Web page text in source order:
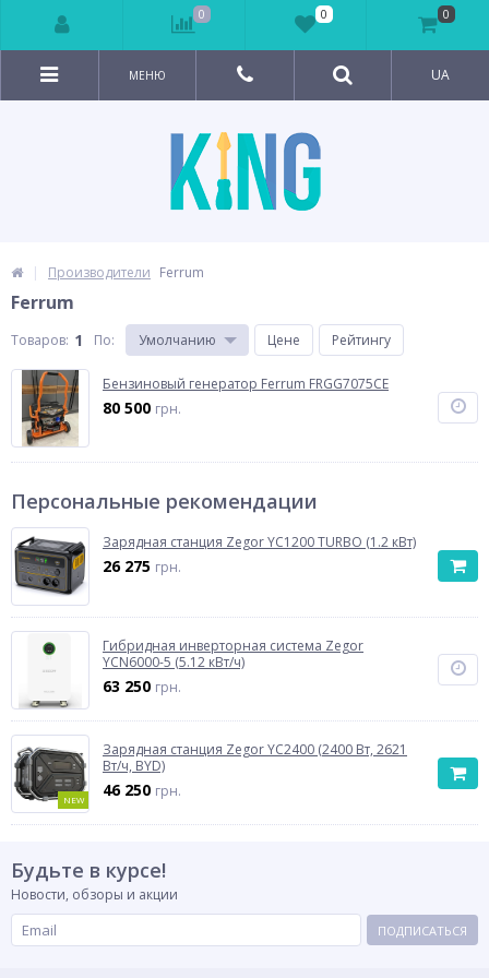
МЕНЮ UA
Производители Ferrum
Ferrum
Товаров: 1 По: Умолчанию Цене Рейтингу
Бензиновый генератор Ferrum FRGG7075CE
80 500 грн.
Персональные рекомендации
Зарядная станция Zegor YC1200 TURBO (1.2 кВт)
26 275 грн.
Гибридная инверторная система Zegor
YCN6000-5 (5.12 кВт/ч)
63 250 грн.
NEW
Зарядная станция Zegor YC2400 (2400 Вт, 2621
Вт/ч, BYD)
46 250 грн.
Будьте в курсе!
Новости, обзоры и акции
ПОДПИСАТЬСЯ
0 0 0